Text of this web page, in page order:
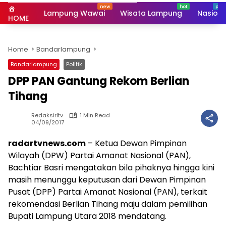
HOME Lampung Wawai Wisata Lampung
Home Bandarlampung
Bandarlampung Politik
DPP PAN Gantung Rekom Berlian
Tihang
Redaksirltv
1 Min Read
04/09/2017
radartvnews.com – Ketua Dewan Pimpinan
Wilayah (DPW) Partai Amanat Nasional (PAN),
Bachtiar Basri mengatakan bila pihaknya hingga kini
masih menunggu keputusan dari Dewan Pimpinan
Pusat (DPP) Partai Amanat Nasional (PAN), terkait
rekomendasi Berlian Tihang maju dalam pemilihan
Bupati Lampung Utara 2018 mendatang.